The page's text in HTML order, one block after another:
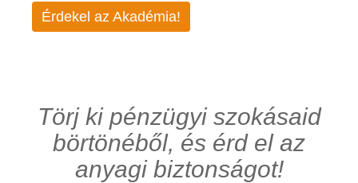
Érdekel az Akadémia!
Törj ki pénzügyi szokásaid
börtönéből, és érd el az
anyagi biztonságot!